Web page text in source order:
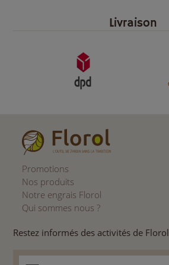
Livraison
Promotions
Nos produits
Notre engrais Florol
Qui sommes nous ?
Restez informés des activités de Florol